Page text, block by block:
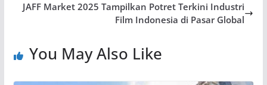
JAFF Market 2025 Tampilkan Potret Terkini Industri
Film Indonesia di Pasar Global
You May Also Like